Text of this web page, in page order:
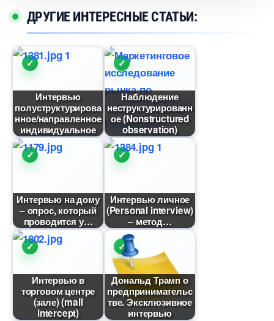
ДРУГИЕ ИНТЕРЕСНЫЕ СТАТЬИ:
Интервью
полуструктурирова
нное/направленное
индивидуальное
Наблюдение
неструктурированн
ое (Nonstructured
observation)
Интервью на дому
– опрос, который
проводится у
Интервью личное
(Personal interview)
– метод
Интервью
торговом центре
(зале) (mall
intercept)
Дональд Трамп о
предпринимательс
тве. Эксклюзивное
интервью